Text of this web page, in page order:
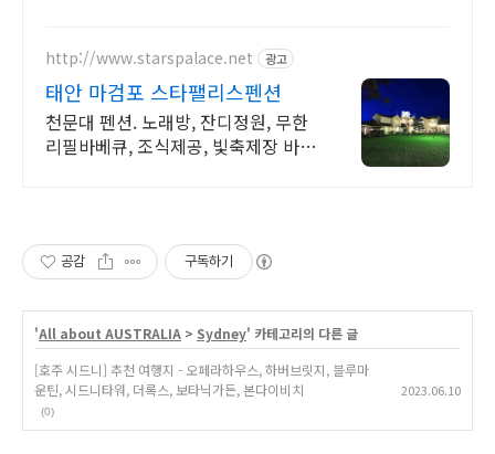
http://www.starspalace.net 광고
태안 마검포 스타팰리스펜션
천문대 펜션. 노래방, 잔디정원, 무한
리필바베큐, 조식제공, 빛축제장 바로
공감 구독하기
'All about AUSTRALIA > Sydney' 카테고리의 다른 글
[호주 시드니] 추천 여행지 - 오페라하우스, 하버브릿지, 블루마
운틴, 시드니타워, 더록스, 보타닉가든, 본다이비치
(0)
2023.06.10